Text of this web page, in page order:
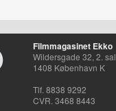
Filmmagasinet Ekko
Wildersgade 32, 2. sal
1408 København K
Tlf. 8838 9292
CVR. 3468 8443